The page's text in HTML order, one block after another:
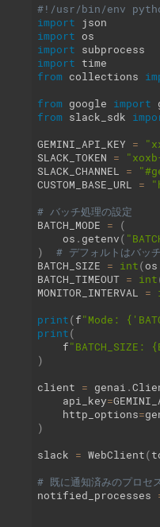
#!/usr/bin/env
import
import
import
import
from collections
from google import
from slack_sdk
GEMINI_API_KEY =
SLACK_TOKEN =
SLACK_CHANNEL =
CUSTOM_BASE_URL =
# バッチ処理の設定
BATCH_MODE =
(
    os
. getenv(
)
# デフォルトはバッ
BATCH_SIZE = int(os
BATCH_TIMEOUT = int
MONITOR_INTERVAL =
print(f"Mode:
print(
    f
"BATCH_SIZE:
)
client = genai .
    api_key
=
    http_options
=
)
slack = WebClient(
# 既に通知済みのプロセ
notified_processes